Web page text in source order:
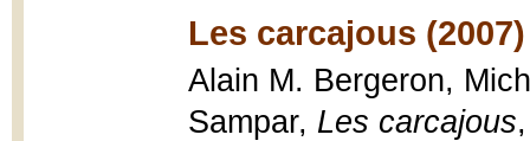
Les carcajous (2007)
Alain M. Bergeron,
Sampar, Les carcajous